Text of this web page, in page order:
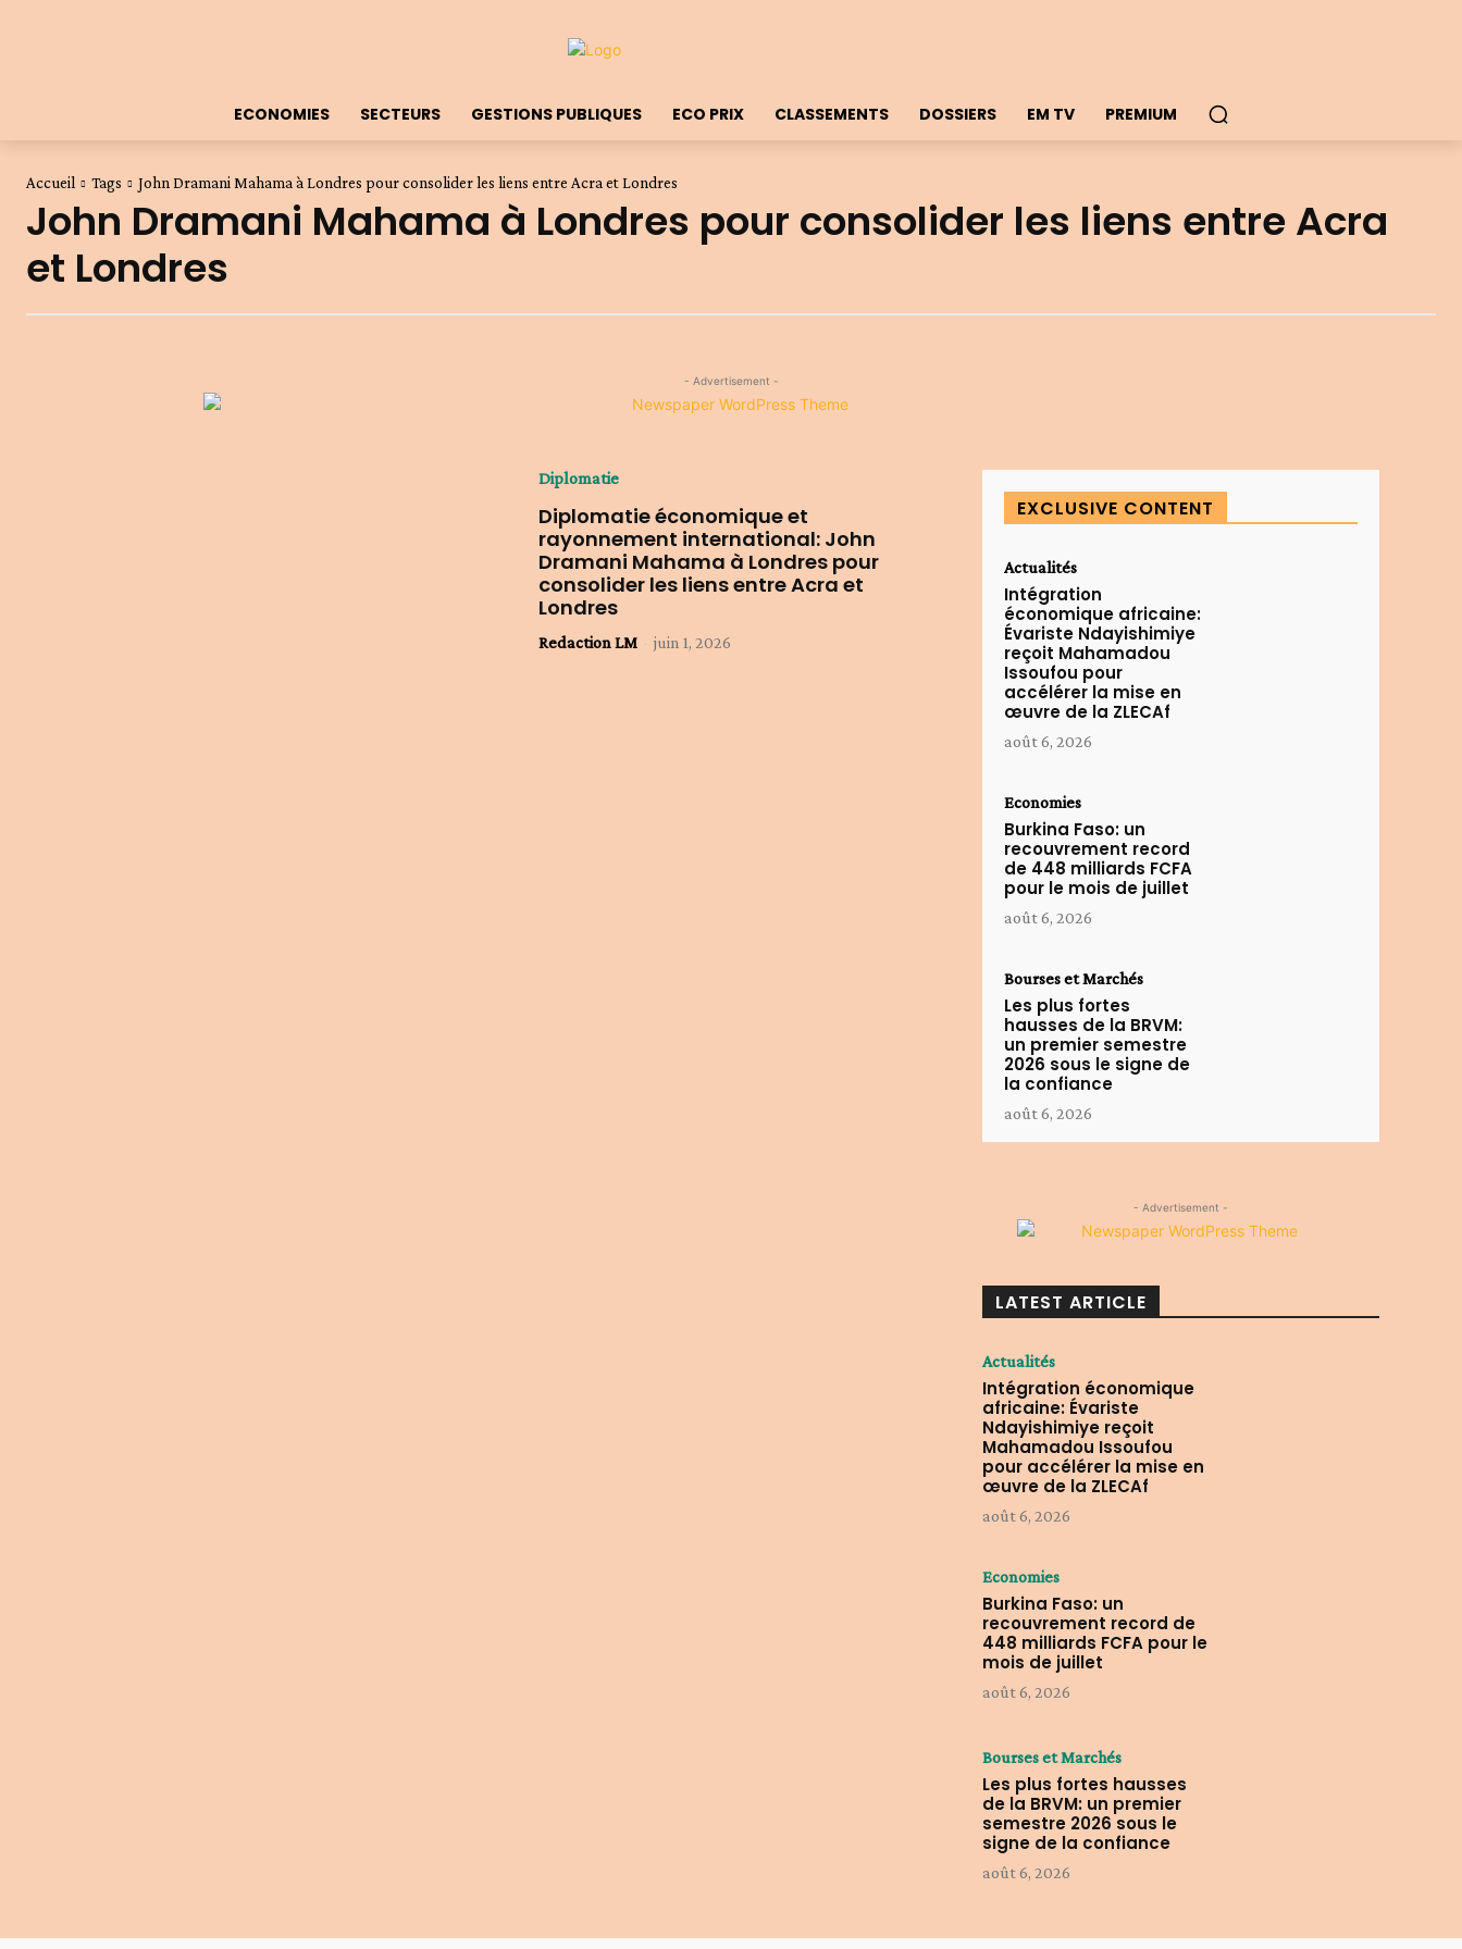
ECONOMIES SECTEURS GESTIONS PUBLIQUES ECO PRIX CLASSEMENTS DOSSIERS EM TV PREMIUM
Accueil Tags John Dramani Mahama à Londres pour consolider les liens entre Acra et Londres
John Dramani Mahama à Londres pour consolider les liens entre Acra
et Londres
- Advertisement -
Diplomatie
Diplomatie économique et
rayonnement international: John
Dramani Mahama à Londres pour
consolider les liens entre Acra et
Londres
Redaction LM - juin 1, 2026
EXCLUSIVE CONTENT
Actualités
Intégration
économique africaine:
Évariste Ndayishimiye
reçoit Mahamadou
Issoufou pour
accélérer la mise en
œuvre de la ZLECAf
août 6, 2026
Economies
Burkina Faso: un
recouvrement record
de 448 milliards FCFA
pour le mois de juillet
août 6, 2026
Bourses et Marchés
Les plus fortes
hausses de la BRVM:
un premier semestre
2026 sous le signe de
la confiance
août 6, 2026
- Advertisement -
LATEST ARTICLE
Actualités
Intégration économique
africaine: Évariste
Ndayishimiye reçoit
Mahamadou Issoufou
pour accélérer la mise en
œuvre de la ZLECAf
août 6, 2026
Economies
Burkina Faso: un
recouvrement record de
448 milliards FCFA pour le
mois de juillet
août 6, 2026
Bourses et Marchés
Les plus fortes hausses
de la BRVM: un premier
semestre 2026 sous le
signe de la confiance
août 6, 2026